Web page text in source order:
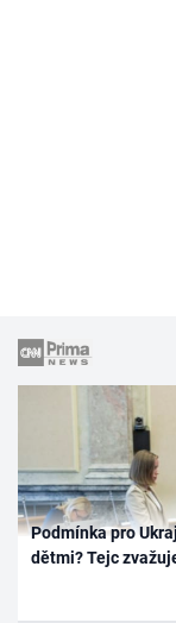
Podmínka pro
dětmi? Tejc